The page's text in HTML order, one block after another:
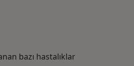
bazı hastalıklar